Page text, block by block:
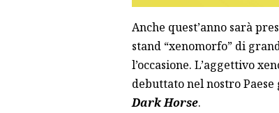
Anche quest’anno sarà
stand “xenomorfo” di
l’occasione. L’aggettivo
debuttato nel nostro Paese
Dark Horse.